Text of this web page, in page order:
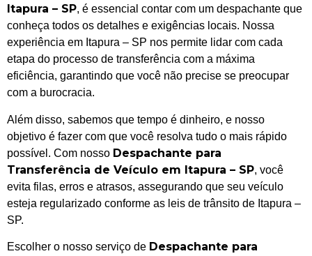
Itapura – SP, é essencial contar com um despachante que
conheça todos os detalhes e exigências locais. Nossa
experiência em Itapura – SP nos permite lidar com cada
etapa do processo de transferência com a máxima
eficiência, garantindo que você não precise se preocupar
com a burocracia.
Além disso, sabemos que tempo é dinheiro, e nosso
objetivo é fazer com que você resolva tudo o mais rápido
possível. Com nosso Despachante para
Transferência de Veículo em Itapura – SP, você
evita filas, erros e atrasos, assegurando que seu veículo
esteja regularizado conforme as leis de trânsito de Itapura –
SP.
Escolher o nosso serviço de Despachante para